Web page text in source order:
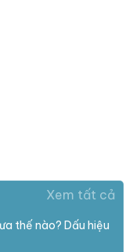
Xem tất cả
thế nào? Dấu hiệu